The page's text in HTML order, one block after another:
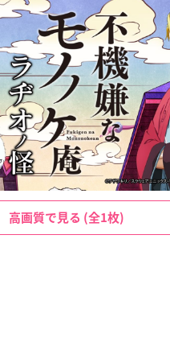
高画質で見る (全1枚)